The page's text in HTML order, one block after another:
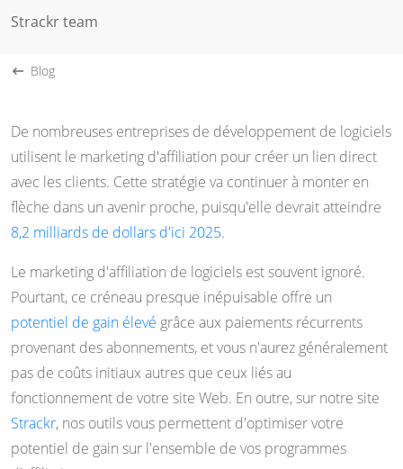
Strackr team
Blog
De nombreuses entreprises de développement de logiciels
utilisent le marketing d'affiliation pour créer un lien direct
avec les clients. Cette stratégie va continuer à monter en
flèche dans un avenir proche, puisqu'elle devrait atteindre
8,2 milliards de dollars d'ici 2025.
Le marketing d'affiliation de logiciels est souvent ignoré.
Pourtant, ce créneau presque inépuisable offre un
potentiel de gain élevé grâce aux paiements récurrents
provenant des abonnements, et vous n'aurez généralement
pas de coûts initiaux autres que ceux liés au
fonctionnement de votre site Web. En outre, sur notre site
Strackr, nos outils vous permettent d'optimiser votre
potentiel de gain sur l'ensemble de vos programmes